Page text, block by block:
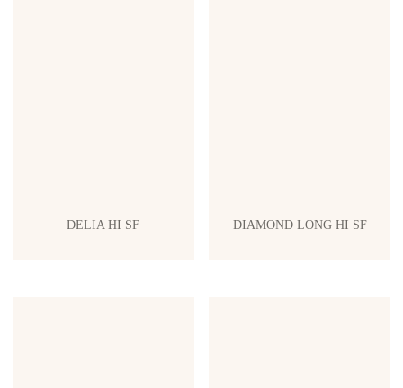
DELIA HI SF DIAMOND LONG HI SF